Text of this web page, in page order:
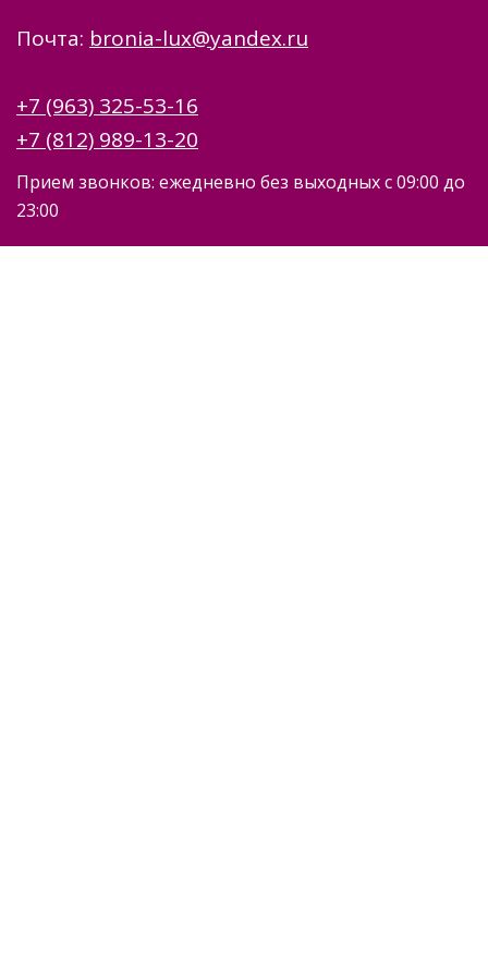
Почта: bronia-lux@yandex.ru
+7 (963) 325-53-16
+7 (812) 989-13-20
Прием звонков: ежедневно без выходных с 09:00 до
23:00